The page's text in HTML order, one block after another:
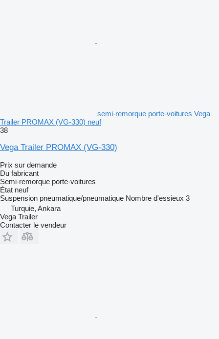
semi-remorque porte-voitures Vega
Trailer PROMAX (VG-330) neuf
38
Vega Trailer PROMAX (VG-330)
Prix sur demande
Du fabricant
Semi-remorque porte-voitures
État neuf
Suspension pneumatique/pneumatique Nombre d'essieux 3
Turquie, Ankara
Vega Trailer
Contacter le vendeur